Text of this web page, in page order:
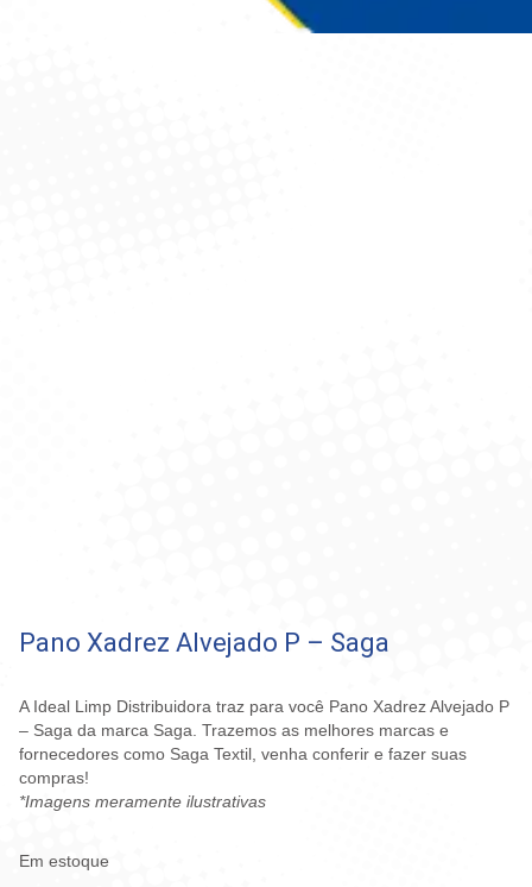
Pano Xadrez Alvejado P – Saga
A Ideal Limp Distribuidora traz para você Pano Xadrez Alvejado P
– Saga da marca Saga. Trazemos as melhores marcas e
fornecedores como Saga Textil, venha conferir e fazer suas
compras!
*Imagens meramente ilustrativas
Em estoque